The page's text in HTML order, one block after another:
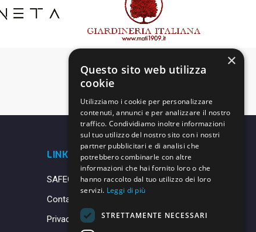
LINK UTILI
SAFEGUARDING
Contatti
Privacy Policy
×
Questo sito web utilizza
cookie
Utilizziamo i cookie per personalizzare
contenuti, annunci e per analizzare il nostro
traffico. Condividiamo inoltre informazioni
sul tuo utilizzo del nostro sito con i nostri
partner pubblicitari e di analisi che
potrebbero combinarle con altre
informazioni che hai fornito loro o che
hanno raccolto dal tuo utilizzo dei loro
servizi. Leggi di più
STRETTAMENTE NECESSARI